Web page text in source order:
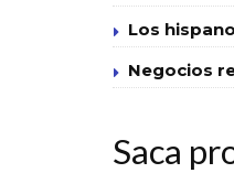
Los
Negocios
Saca